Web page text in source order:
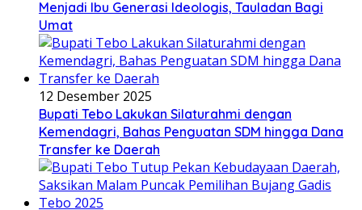
Menjadi Ibu Generasi Ideologis, Tauladan Bagi
Umat
12 Desember 2025
Bupati Tebo Lakukan Silaturahmi dengan
Kemendagri, Bahas Penguatan SDM hingga Dana
Transfer ke Daerah